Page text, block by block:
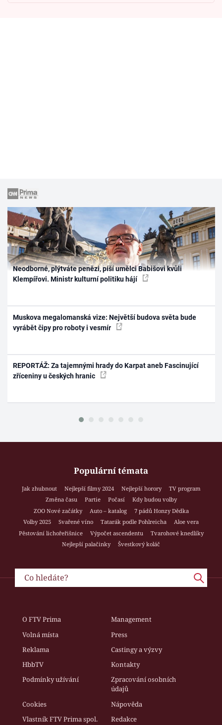
Neodborné, plýtváte penězi, píší umělci Babišovi kvůli
Klempířovi. Ministr kulturní politiku hájí
Muskova megalomanská vize: Největší budova světa bude
vyrábět čipy pro roboty i vesmír
REPORTÁŽ: Za tajemnými hrady do Karpat aneb Fascinující
zříceniny u českých hranic
Populární témata
Jak zhubnout Nejlepší filmy 2024 Nejlepší horory
TV program
Změna času
Partie Počasí
Kdy budou volby
ZOO Nové začátky
Auto – katalog
7 pádů Honzy Dědka
Volby 2025
Svařené víno Tatarák podle Pohlreicha
Aloe vera
Pěstování lichořeřišnice
Výpočet ascendentu
Tvarohové knedlíky
Nejlepší palačinky
Švestkový koláč
O FTV Prima
Management
Volná místa
Press
Reklama
Castingy a výzvy
HbbTV
Kontakty
Podmínky užívání
Zpracování osobních
údajů
Cookies
Nápověda
Vlastník FTV Prima spol.
Redakce